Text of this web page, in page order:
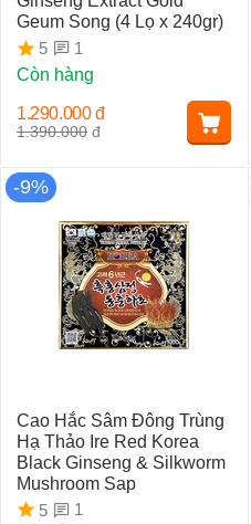
Geum Song (4 Lọ x 240gr)
5
1
Còn hàng
1.390.000 đ
1.290.000 đ
-9%
Cao Hắc Sâm Đông Trùng
Hạ Thảo Ire Red Korea
Black Ginseng & Silkworm
Mushroom Sap
5
1